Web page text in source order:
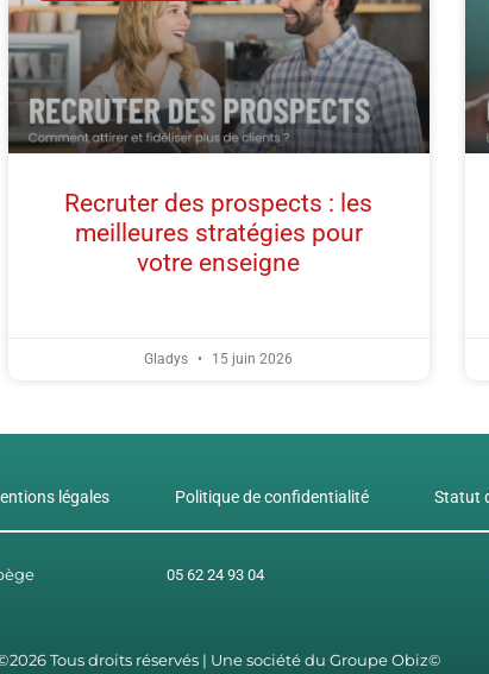
Recruter des prospects : les
meilleures stratégies pour
votre enseigne
Gladys 15 juin 2026
légales Politique de confidentialité Statut
05 62 24 93 04
Tous droits réservés | Une société du Groupe Obiz©